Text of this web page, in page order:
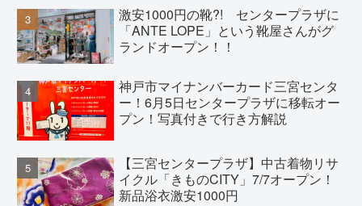
激安1000円の靴?! センタープラザに
「ANTE LOPE」という靴屋さんがグ
ランドオープン！！
神戸市マイナンバーカード三宮センタ
ー！6月5日センタープラザに移転オー
プン！写真付きで行き方解説
【三宮センタープラザ】中古着物リサ
イクル「きものCITY」7/7オープン！
新品浴衣激安1000円